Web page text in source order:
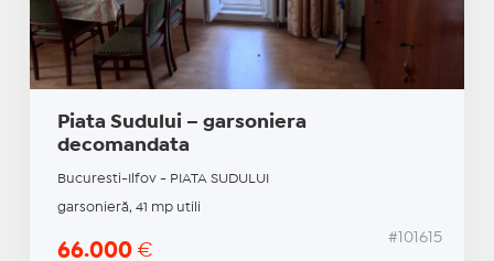
Piata Sudului – garsoniera
decomandata
Bucuresti-Ilfov - PIATA SUDULUI
garsonieră, 41 mp utili
66.000 €
#101615